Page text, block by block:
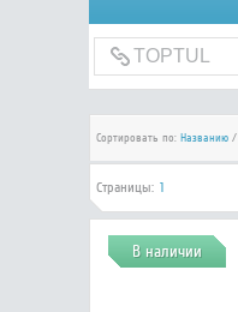
Сортировать по: Названию/
Страницы: 1
В наличии